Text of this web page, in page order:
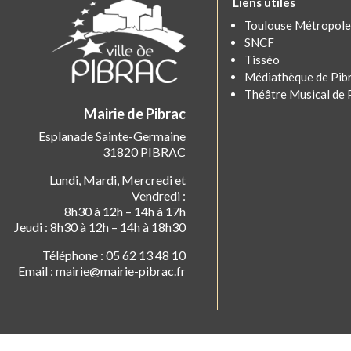
Mairie de Pibrac
Esplanade Sainte-Germaine
31820 PIBRAC
Lundi, Mardi, Mercredi et
Vendredi :
8h30 à 12h – 14h à 17h
Jeudi : 8h30 à 12h – 14h à 18h30
Téléphone : 05 62 13 48 10
Email : mairie@mairie-pibrac.fr
Toulouse Métropole
SNCF
Tisséo
Médiathèque de
Théâtre Musical de